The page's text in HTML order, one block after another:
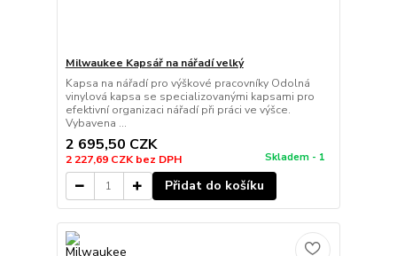
Milwaukee Kapsář na nářadí velký
Kapsa na nářadí pro výškové pracovníky Odolná
vinylová kapsa se specializovanými kapsami pro
efektivní organizaci nářadí při práci ve výšce.
Vybavena ...
2 695,50 CZK
2 227,69 CZKbez DPH Skladem - 1
Přidat do košíku